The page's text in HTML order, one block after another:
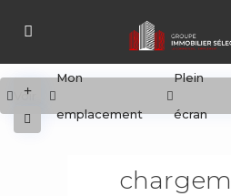
Voir
Mon
emplacement
Plein
écran